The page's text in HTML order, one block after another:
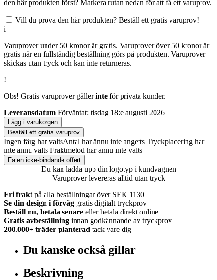
den här produkten först? Markera rutan nedan för att få ett varuprov.
Vill du prova den här produkten? Beställ ett gratis varuprov!
i
Varuprover under 50 kronor är gratis. Varuprover över 50 kronor är
gratis när en fullständig beställning görs på produkten. Varuprover
skickas utan tryck och kan inte returneras.
!
Obs! Gratis varuprover gällerinte för privata kunder.
Leveransdatum Förväntat: tisdag 18:e augusti 2026
Lägg i varukorgen
Beställ ett gratis varuprov
Ingen färg har valtsAntal har ännu inte angetts Tryckplacering har
inte ännu valts Fraktmetod har ännu inte valts
Få en icke-bindande offert
Du kan ladda upp din logotyp i kundvagnen
Varuprover levereras alltid utan tryck
Fri frakt på alla beställningar över SEK 1130
Se din design i förväg gratis digitalt tryckprov
Beställ nu, betala senare eller betala direkt online
Gratis avbeställning innan godkännande av tryckprov
200.000+ träder planterad tack vare dig
Du kanske också gillar
Beskrivning